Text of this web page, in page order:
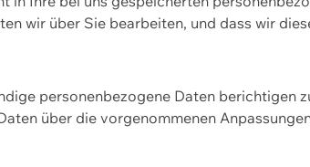
wir über Sie bearbeiten, und dass wir
personenbezogene Daten berichtigen
über die vorgenommenen